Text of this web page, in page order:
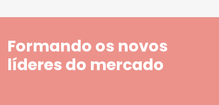
Formando os novos
líderes do mercado